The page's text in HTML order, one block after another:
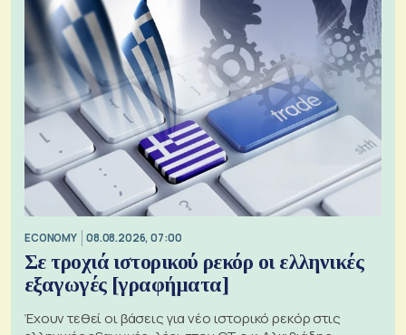
ECONOMY 08.08.2026, 07:00
Σε τροχιά ιστορικού ρεκόρ οι ελληνικές
εξαγωγές [γραφήματα]
Έχουν τεθεί οι βάσεις για νέο ιστορικό ρεκόρ στις